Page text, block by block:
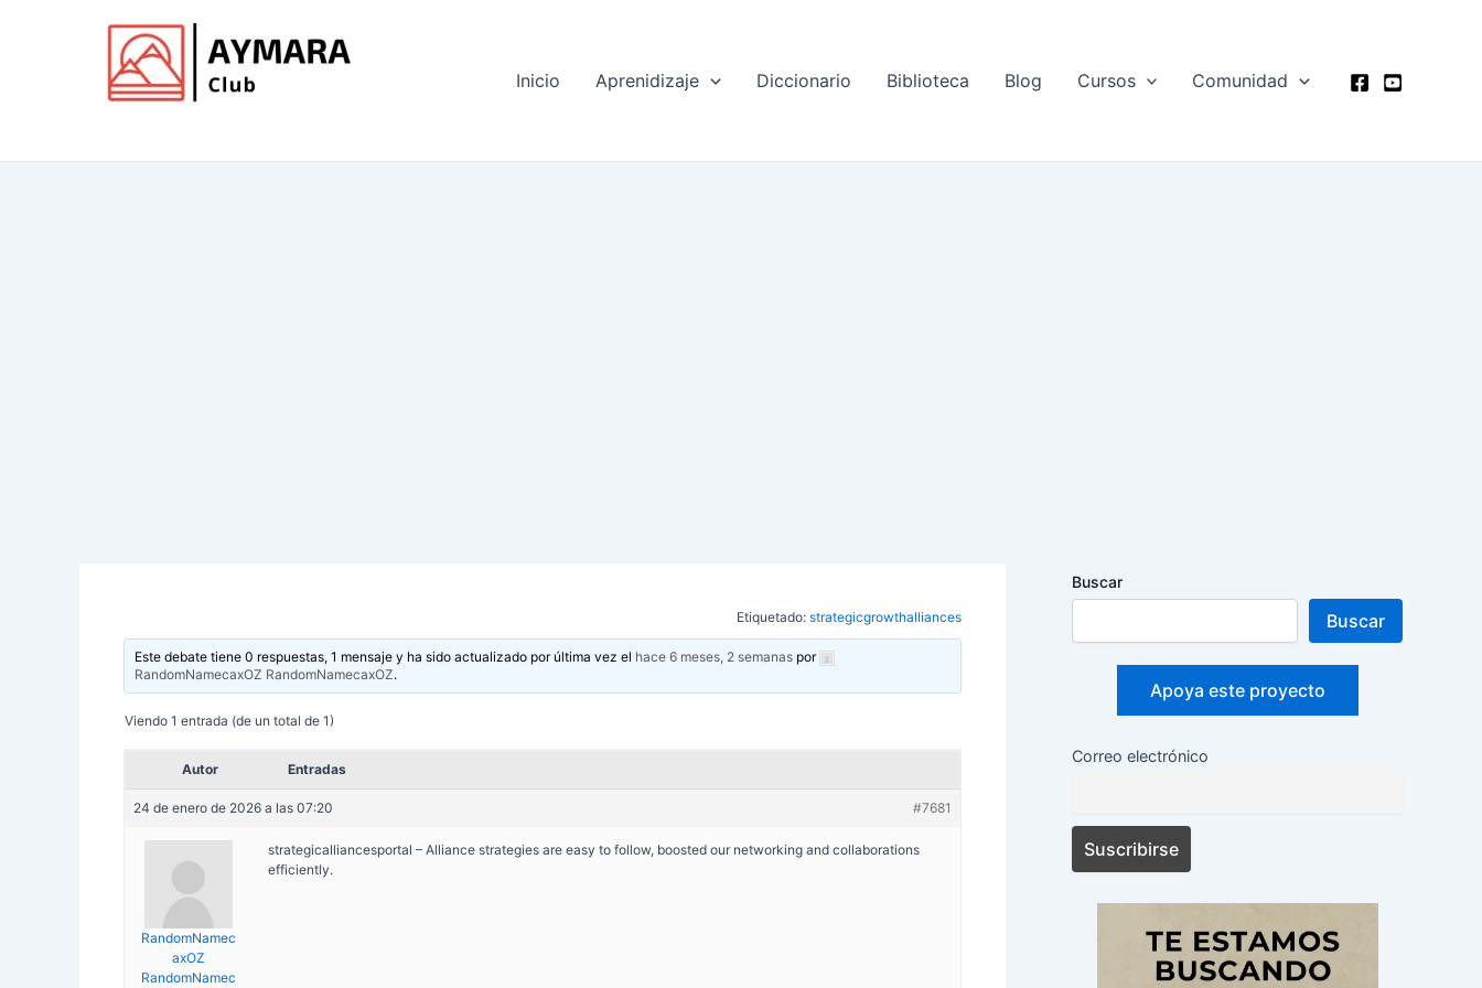
Inicio Aprenidizaje Diccionario Biblioteca Blog Cursos Comunidad
Etiquetado: strategicgrowthalliances
Este debate tiene 0 respuestas, 1 mensaje y ha sido actualizado por última vez el hace 6 meses, 2 semanas por
RandomNamecaxOZ RandomNamecaxOZ.
Viendo 1 entrada (de un total de 1)
Autor Entradas
24 de enero de 2026 a las 07:20 #7681
RandomNamec
axOZ
RandomNamec
strategicalliancesportal – Alliance strategies are easy to follow, boosted our networking and collaborations
efficiently.
Buscar
Buscar
Apoya este proyecto
Correo electrónico